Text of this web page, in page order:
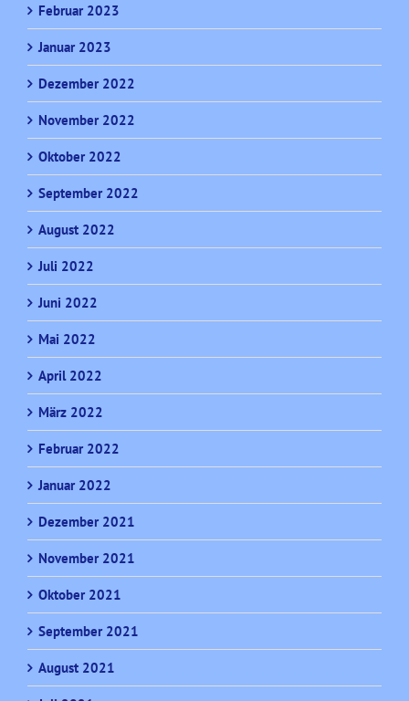
Februar 2023
Januar 2023
Dezember 2022
November 2022
Oktober 2022
September 2022
August 2022
Juli 2022
Juni 2022
Mai 2022
April 2022
März 2022
Februar 2022
Januar 2022
Dezember 2021
November 2021
Oktober 2021
September 2021
August 2021